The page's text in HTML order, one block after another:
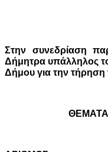
Στην συνεδρίαση
Δήμητρα υπάλληλος
Δήμου για την
ΘΕΜΑΤΑ